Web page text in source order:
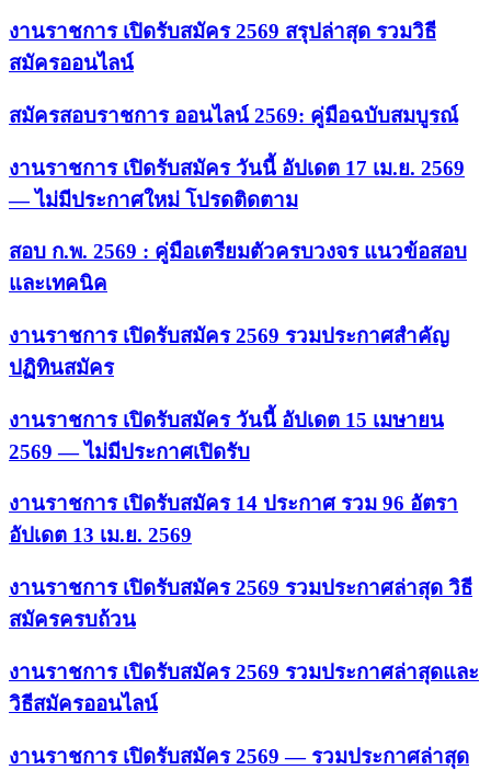
งานราชการ เปิดรับสมัคร 2569 สรุปล่าสุด รวมวิธี
สมัครออนไลน์
สมัครสอบราชการ ออนไลน์ 2569: คู่มือฉบับสมบูรณ์
งานราชการ เปิดรับสมัคร วันนี้ อัปเดต 17 เม.ย. 2569
— ไม่มีประกาศใหม่ โปรดติดตาม
สอบ ก.พ. 2569 : คู่มือเตรียมตัวครบวงจร แนวข้อสอบ
และเทคนิค
งานราชการ เปิดรับสมัคร 2569 รวมประกาศสำคัญ
ปฏิทินสมัคร
งานราชการ เปิดรับสมัคร วันนี้ อัปเดต 15 เมษายน
2569 — ไม่มีประกาศเปิดรับ
งานราชการ เปิดรับสมัคร 14 ประกาศ รวม 96 อัตรา
อัปเดต 13 เม.ย. 2569
งานราชการ เปิดรับสมัคร 2569 รวมประกาศล่าสุด วิธี
สมัครครบถ้วน
งานราชการ เปิดรับสมัคร 2569 รวมประกาศล่าสุดและ
วิธีสมัครออนไลน์
งานราชการ เปิดรับสมัคร 2569 — รวมประกาศล่าสุด